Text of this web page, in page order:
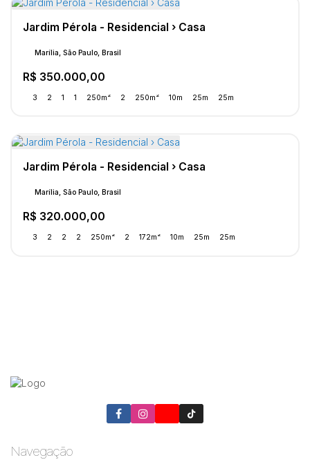
Jardim Pérola - Residencial › Casa
R$ 350.000,00
Marília, São Paulo, Brasil
3 2 1 1 250m² 2 250m² 10m 25m 25m
Jardim Pérola - Residencial › Casa
R$ 320.000,00
Marília, São Paulo, Brasil
3 2 2 2 250m² 2 172m² 10m 25m 25m
Navegação